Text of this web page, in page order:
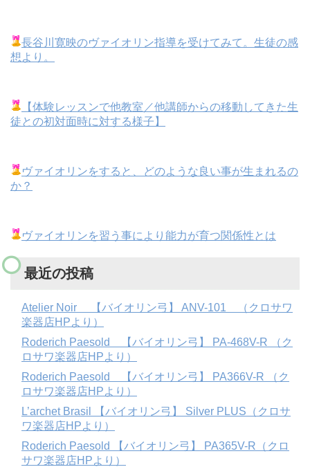
長谷川寛映のヴァイオリン指導を受けてみて。生徒の感
想より。
【体験レッスンで他教室／他講師からの移動してきた生
徒との初対面時に対する様子】
ヴァイオリンをすると、どのような良い事が生まれるの
か？
ヴァイオリンを習う事により能力が育つ関係性とは
最近の投稿
Atelier Noir 【バイオリン弓】 ANV-101 （クロサワ
楽器店HPより）
Roderich Paesold 【バイオリン弓】 PA-468V-R （ク
ロサワ楽器店HPより）
Roderich Paesold 【バイオリン弓】 PA366V-R （ク
ロサワ楽器店HPより）
L’archet Brasil 【バイオリン弓】 Silver PLUS（クロサ
ワ楽器店HPより）
Roderich Paesold 【バイオリン弓】 PA365V-R（クロ
サワ楽器店HPより）